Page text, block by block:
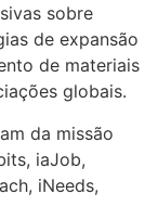
sobre
de expansão
de materiais
globais.
da missão
iaJob,
iNeeds,